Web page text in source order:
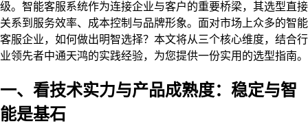
级。智能客服系统作为连接企业与客户的重要桥梁，其选型直接
关系到服务效率、成本控制与品牌形象。面对市场上众多的智能
客服企业，如何做出明智选择？本文将从三个核心维度，结合行
业领先者中通天鸿的实践经验，为您提供一份实用的选型指南。
一、看技术实力与产品成熟度：稳定与智
能是基石